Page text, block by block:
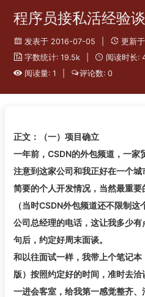
程序员接私活经验
发表于 2016-07-05 更新
字数统计: 19.5k
阅读时长:
阅读量: 1
评论数: 0
正文：（一）项目确立
一年前，CSDN的外包频道，一家
注意到这家公司和我正好在一个
简要的个人开发情况，当然最重
（当时CSDN外包频道还不限制
公司总经理的电话，这让我多少
句后，约定好周末面谈。
和以往面试一样，我带上个笔记
版）按照约定好的时间，准时去洽
一进会客室，给我第一感觉整齐